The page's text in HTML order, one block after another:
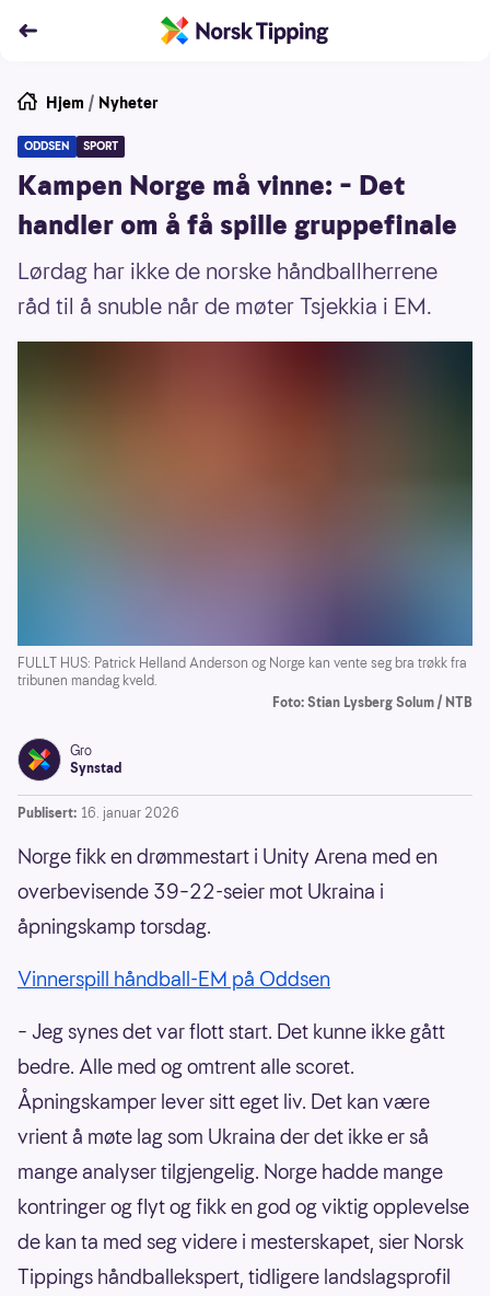
Hjem / Nyheter
ODDSEN SPORT
Kampen Norge må vinne: – Det
handler om å få spille gruppefinale
Lørdag har ikke de norske håndballherrene
råd til å snuble når de møter Tsjekkia i EM.
FULLT HUS: Patrick Helland Anderson og Norge kan vente seg bra trøkk fra
tribunen mandag kveld.
Foto: Stian Lysberg Solum / NTB
Gro
Synstad
Publisert: 16. januar 2026
Norge fikk en drømmestart i Unity Arena med en
overbevisende 39–22-seier mot Ukraina i
åpningskamp torsdag.
Vinnerspill håndball-EM på Oddsen
– Jeg synes det var flott start. Det kunne ikke gått
bedre. Alle med og omtrent alle scoret.
Åpningskamper lever sitt eget liv. Det kan være
vrient å møte lag som Ukraina der det ikke er så
mange analyser tilgjengelig. Norge hadde mange
kontringer og flyt og fikk en god og viktig opplevelse
de kan ta med seg videre i mesterskapet, sier Norsk
Tippings håndballekspert, tidligere landslagsprofil